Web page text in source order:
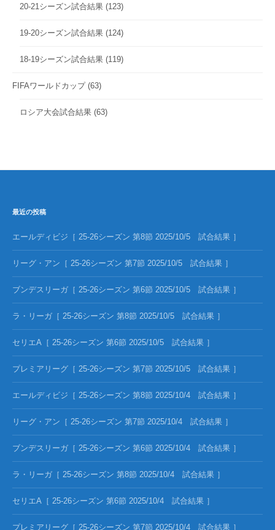
20-21シーズン試合結果 (123)
19-20シーズン試合結果 (124)
18-19シーズン試合結果 (119)
FIFAワールドカップ(63)
ロシア大会試合結果 (63)
最近の投稿
エールディビジ［ 25-26シーズン 第8節 2025/10/5 試合結果 ］
リーグ・アン［ 25-26シーズン 第7節 2025/10/5 試合結果 ］
ブンデスリーガ［ 25-26シーズン 第6節 2025/10/5 試合結果 ］
ラ・リーガ［ 25-26シーズン 第8節 2025/10/5 試合結果 ］
セリエA［ 25-26シーズン 第6節 2025/10/5 試合結果 ］
プレミアリーグ［ 25-26シーズン 第7節 2025/10/5 試合結果 ］
エールディビジ［ 25-26シーズン 第8節 2025/10/4 試合結果 ］
リーグ・アン［ 25-26シーズン 第7節 2025/10/4 試合結果 ］
ブンデスリーガ［ 25-26シーズン 第6節 2025/10/4 試合結果 ］
ラ・リーガ［ 25-26シーズン 第8節 2025/10/4 試合結果 ］
セリエA［ 25-26シーズン 第6節 2025/10/4 試合結果 ］
プレミアリーグ［ 25-26シーズン 第7節 2025/10/4 試合結果 ］